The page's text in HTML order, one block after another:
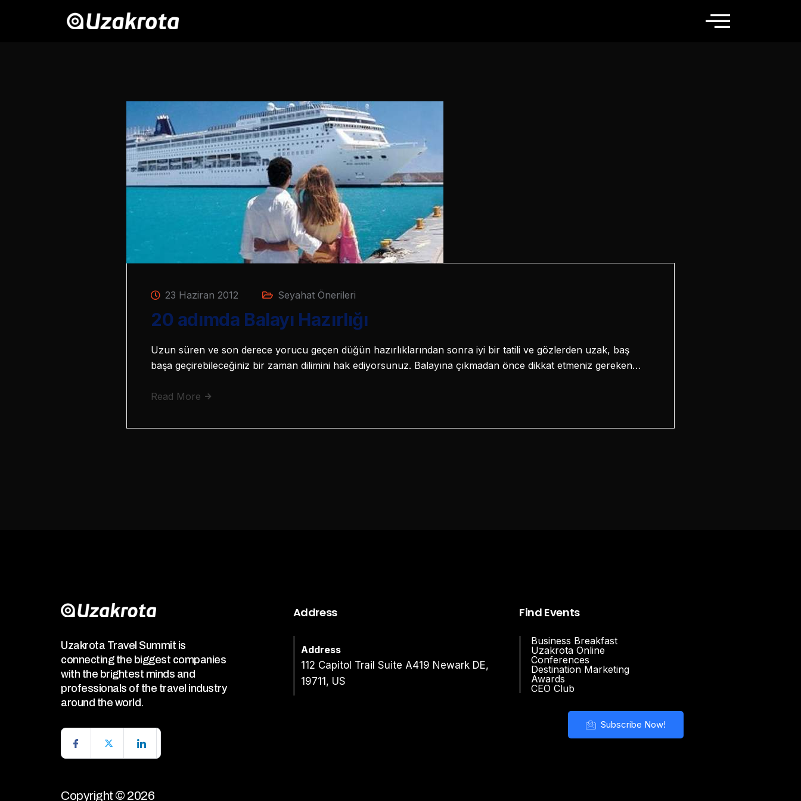
23 Haziran 2012 Seyahat Önerileri
20 adımda Balayı Hazırlığı
Uzun süren ve son derece yorucu geçen düğün hazırlıklarından sonra iyi bir tatili ve gözlerden uzak, baş
başa geçirebileceğiniz bir zaman dilimini hak ediyorsunuz. Balayına çıkmadan önce dikkat etmeniz gereken…
Read More
Uzakrota Travel Summit is
connecting the biggest companies
with the brightest minds and
professionals of the travel industry
around the world.
Copyright © 2026
Address
Address
112 Capitol Trail Suite A419 Newark DE,
19711, US
Find Events
Business Breakfast
Uzakrota Online
Conferences
Destination Marketing
Awards
CEO Club
Subscribe Now!